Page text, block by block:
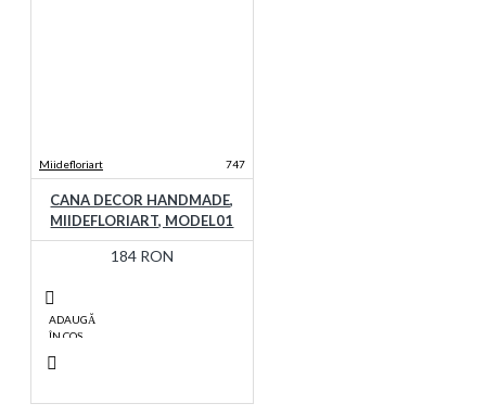
Miidefloriart 747
CANA DECOR HANDMADE,
MIIDEFLORIART, MODEL01
184 RON
ADAUGĂ
ÎN COŞ